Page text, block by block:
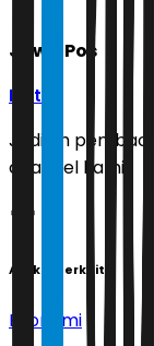
Jawa Pos
Ikuti
Jadilah
channel kami!
Artikel Terkait
Ekonomi